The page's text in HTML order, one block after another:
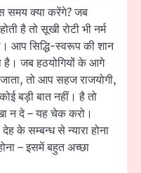
समय क्या करेंगे? जब
है तो सूखी रोटी भी नर्म
आप सिद्धि-स्वरूप की शान
है। जब हठयोगियों के आगे
तो आप सहज राजयोगी,
बड़ी बात नहीं। है तो
न दे – यह चेक करो।
के सम्बन्ध से न्यारा होना
– इसमें बहुत अच्छा